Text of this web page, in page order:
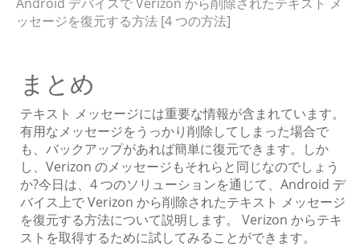
ッセージを復元する方法 [4 つの方法]
まとめ
テキスト メッセージには重要な情報が含まれています。
有用なメッセージをうっかり削除してしまった場合で
も、バックアップがあれば簡単に復元できます。しか
し、Verizon のメッセージもそれらと同じなのでしょう
か?今日は、4 つのソリューションを通じて、Android デ
バイス上で Verizon から削除されたテキスト メッセージ
を復元する方法について説明します。 Verizon からテキ
ストを取得するために試してみることができます。